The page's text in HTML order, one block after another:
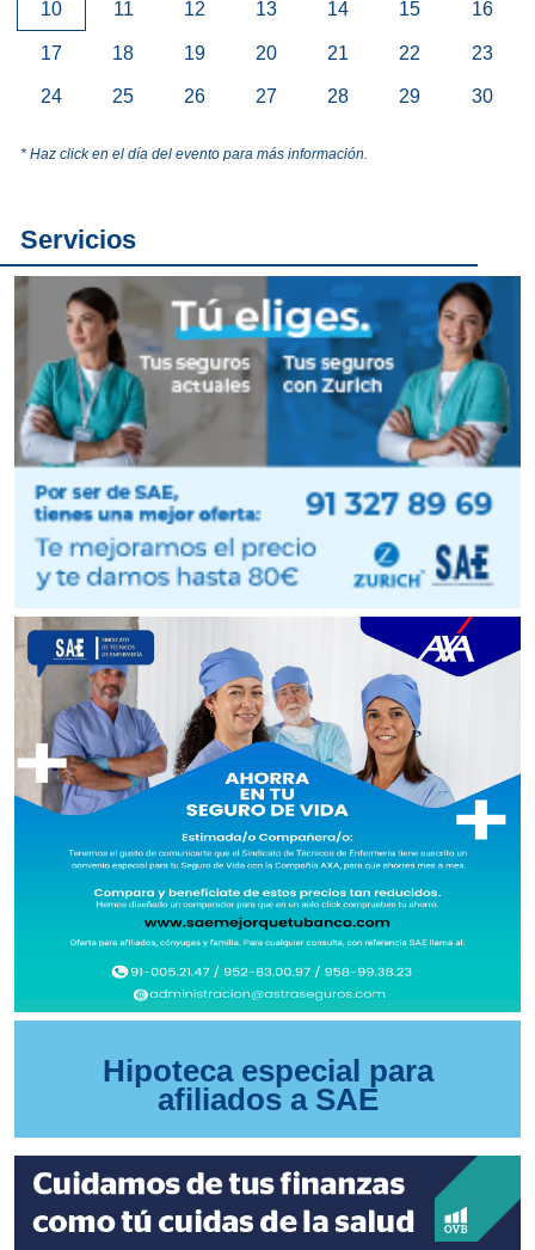
10 11 12 13 14 15 16
17 18 19 20 21 22 23
24 25 26 27 28 29 30
* Haz click en el día del evento para más información.
Servicios
Hipoteca especial para
afiliados a SAE